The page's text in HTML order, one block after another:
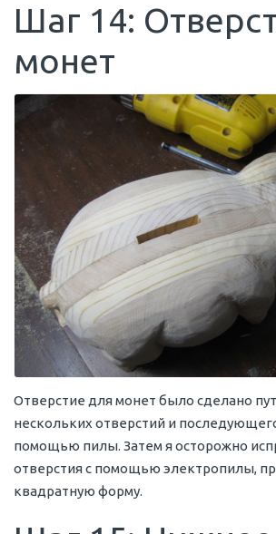
Шаг 14:
монет
Отверстие для монет было сделано
нескольких отверстий и
помощью пилы. Затем я осторожно
отверстия с помощью электропилы,
квадратную форму.